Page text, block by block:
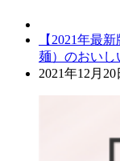
【2021年最
麺）のおいし
2021年12月20